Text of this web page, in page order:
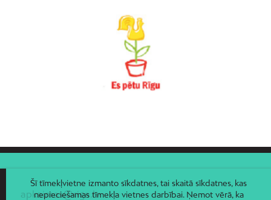
Zolitūde
apkaimes@riga.lv
Šī tīmekļvietne izmanto sīkdatnes, tai skaitā sīkdatnes, kas
nepieciešamas tīmekļa vietnes darbībai. Ņemot vērā, ka